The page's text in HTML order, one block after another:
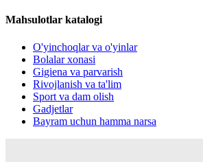
Mahsulotlar katalogi
O'yinchoqlar va o'yinlar
Bolalar xonasi
Gigiena va parvarish
Rivojlanish va ta'lim
Sport va dam olish
Gadjetlar
Bayram uchun hamma narsa